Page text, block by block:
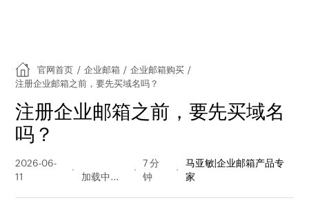
官网首页 / 企业邮箱 / 企业邮箱购买 /
注册企业邮箱之前，要先买域名吗？
注册企业邮箱之前，要先买域名
吗？
2026-06-
11
量
7 分
钟
马亚敏|企业邮箱产品专
家